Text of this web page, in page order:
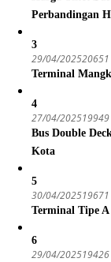
Perbandingan
3
29/04/2025
Terminal
4
27/04/2025
Bus Double
Kota
5
30/04/2025
Terminal Tipe A
6
29/04/2025